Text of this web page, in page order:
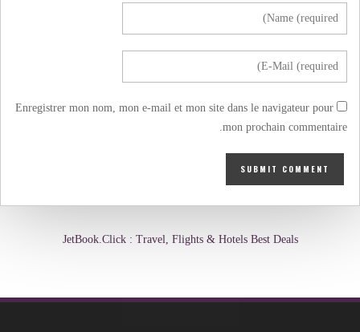
Enregistrer mon nom, mon e-mail et mon site dans le navigateur pour
mon prochain commentaire.
JetBook.Click : Travel, Flights & Hotels Best Deals